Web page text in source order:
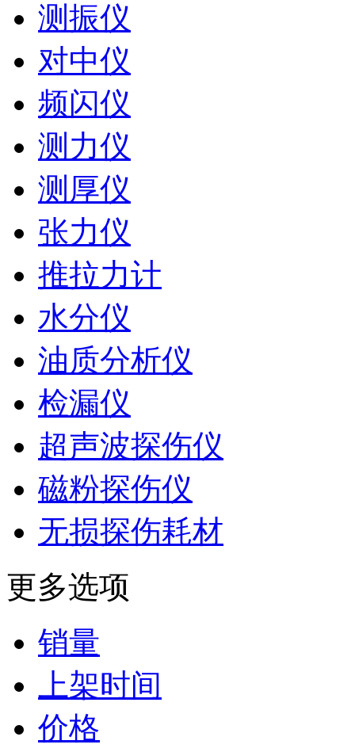
测振仪
对中仪
频闪仪
测力仪
测厚仪
张力仪
推拉力计
水分仪
油质分析仪
检漏仪
超声波探伤仪
磁粉探伤仪
无损探伤耗材
更多选项
销量
上架时间
价格